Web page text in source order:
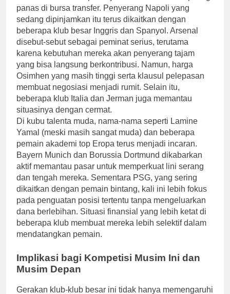
panas di bursa transfer. Penyerang Napoli yang
sedang dipinjamkan itu terus dikaitkan dengan
beberapa klub besar Inggris dan Spanyol. Arsenal
disebut-sebut sebagai peminat serius, terutama
karena kebutuhan mereka akan penyerang tajam
yang bisa langsung berkontribusi. Namun, harga
Osimhen yang masih tinggi serta klausul pelepasan
membuat negosiasi menjadi rumit. Selain itu,
beberapa klub Italia dan Jerman juga memantau
situasinya dengan cermat.
Di kubu talenta muda, nama-nama seperti Lamine
Yamal (meski masih sangat muda) dan beberapa
pemain akademi top Eropa terus menjadi incaran.
Bayern Munich dan Borussia Dortmund dikabarkan
aktif memantau pasar untuk memperkuat lini serang
dan tengah mereka. Sementara PSG, yang sering
dikaitkan dengan pemain bintang, kali ini lebih fokus
pada penguatan posisi tertentu tanpa mengeluarkan
dana berlebihan. Situasi finansial yang lebih ketat di
beberapa klub membuat mereka lebih selektif dalam
mendatangkan pemain.
Implikasi bagi Kompetisi Musim Ini dan
Musim Depan
Gerakan klub-klub besar ini tidak hanya memengaruhi